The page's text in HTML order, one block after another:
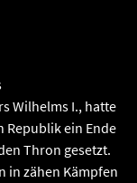
Wilhelms I., hatte
Republik ein Ende
Thron gesetzt.
in zähen Kämpfen